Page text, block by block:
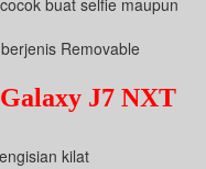
buat selfie maupun
Removable
J7 NXT
kilat